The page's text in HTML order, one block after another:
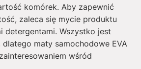
komórek. Aby zapewnić
zaleca się mycie produktu
detergentami. Wszystko jest
maty samochodowe EVA
wśród